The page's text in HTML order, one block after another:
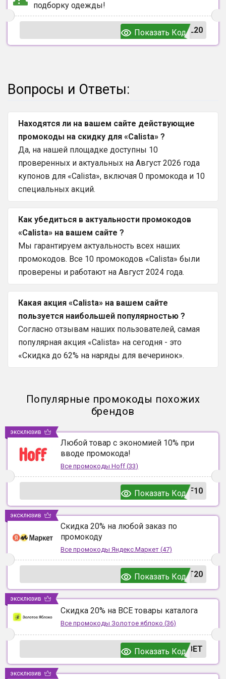
подборку одежды!
L20
Показать Код
Вопросы и Ответы:
Находятся ли на вашем сайте действующие
промокоды на скидку для «Calista» ?
Да, на нашей площадке доступны 10
проверенных и актуальных на Август 2026 года
купонов для «Calista», включая 0 промокода и 10
специальных акций.
Как убедиться в актуальности промокодов
«Calista» на вашем сайте ?
Мы гарантируем актуальность всех наших
промокодов. Все 10 промокодов «Calista» были
проверены и работают на Август 2024 года.
Какая акция «Calista» на вашем сайте
пользуется наибольшей популярностью ?
Согласно отзывам наших пользователей, самая
популярная акция «Calista» на сегодня - это
«Скидка до 62% на наряды для вечеринок».
Популярные промокоды похожих
брендов
Любой товар с экономией 10% при
вводе промокода!
Все промокоды Hoff (33)
F10
Показать Код
эксклюзив
Скидка 20% на любой заказ по
промокоду
Все промокоды Яндекс.Маркет (47)
T20
Показать Код
эксклюзив
Скидка 20% на ВСЕ товары каталога
Все промокоды Золотое яблоко (36)
ВЕТ
Показать Код
эксклюзив
эксклюзив